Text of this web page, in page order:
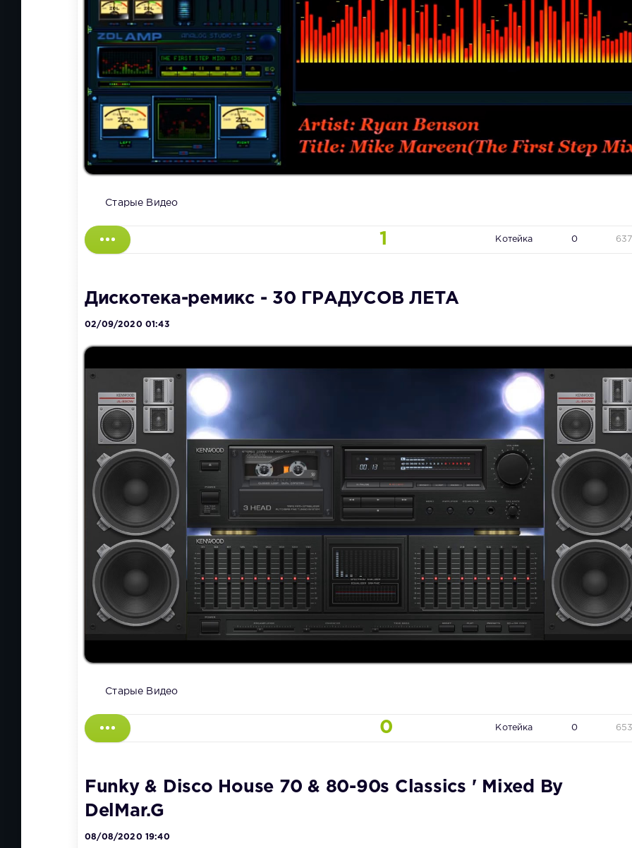
Старые Видео
1 Котейка 0
Дискотека-ремикс - 30 ГРАДУСОВ ЛЕТА
02/09/2020 01:43
Старые Видео
0 Котейка 0
Funky & Disco House 70 & 80-90s Classics ' Mixed By
DelMar.G
08/08/2020 19:40